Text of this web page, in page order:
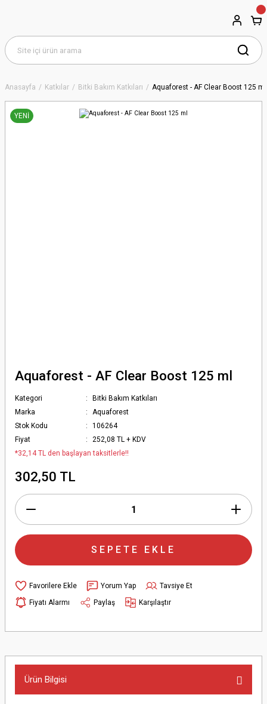
Anasayfa Katkılar Bitki Bakım Katkıları Aquaforest - AF Clear Boost 125 ml
YENİ
Aquaforest - AF Clear Boost 125 ml
Kategori
Bitki Bakım Katkıları
Marka
Aquaforest
Stok Kodu
106264
Fiyat
252,08 TL + KDV
*32,14 TL den başlayan taksitlerle!!
302,50 TL
SEPETE EKLE
Yorum Yap
Tavsiye Et
Fiyatı Alarmı
Paylaş Karşılaştır
Ürün Bilgisi